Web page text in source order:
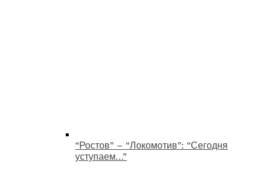
“Ростов” – “Локомотив”: “Сегодня
уступаем…”